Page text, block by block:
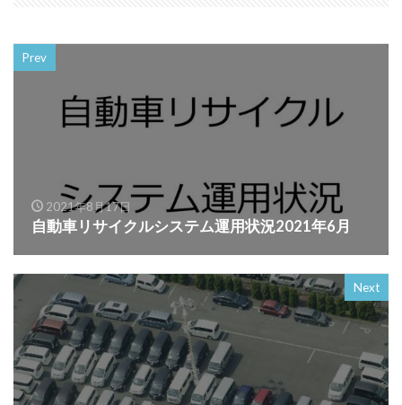
Prev
2021年8月17日
自動車リサイクルシステム運用状況2021年6月
Next